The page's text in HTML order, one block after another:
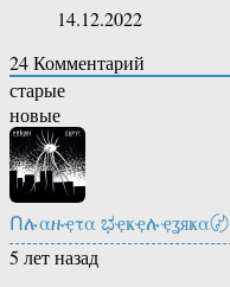
14.12.2022
24Комментарий
старые
новые
Ոሉαዙҿτα ಭҿҝҿሉҿʓяҝα〄
5 лет назад